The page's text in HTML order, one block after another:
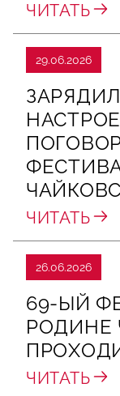
ЧИТАТЬ
29.06.2026
ЧИТАТЬ
26.06.2026
69-ЫЙ
РОДИНЕ
ЧИТАТЬ